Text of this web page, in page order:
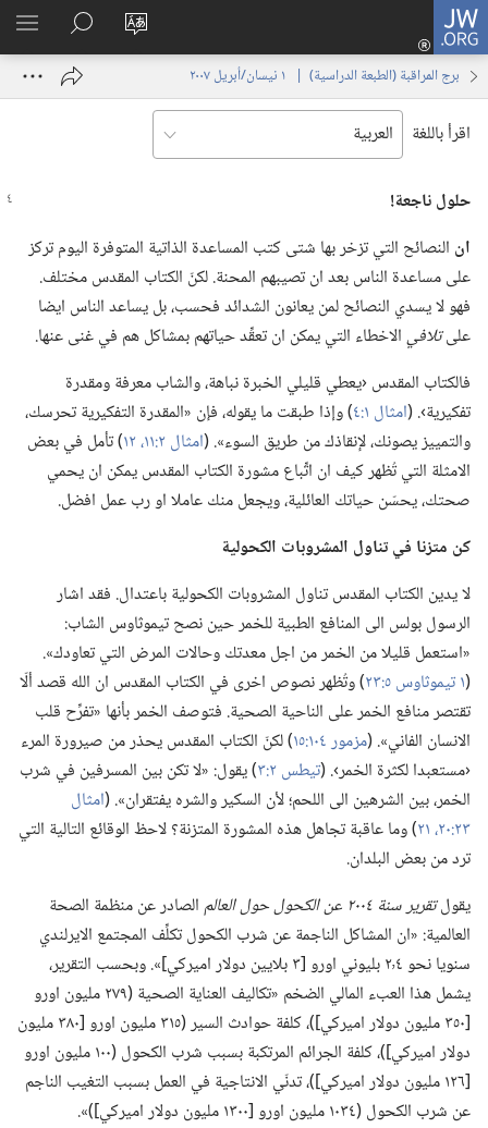
JW.ORG
تغيير
الموقع
تسجيل
الدخول
نافذة
البحث
في
JW.‎ORG
برج المراقبة (‏الطبعة الدراسية)‏ | ‏‎ ١‏ ‏‎نيسان/أبريل‏ ‎٢٠٠٧
اقرأ باللغة
حلول ناجعة!‏
ان النصائح التي تزخر بها شتى كتب المساعدة الذاتية المتوفرة اليوم تركز
على مساعدة الناس بعد ان تصيبهم المحنة.‏ لكنّ الكتاب المقدس مختلف.‏
فهو لا يسدي النصائح لمن يعانون الشدائد فحسب،‏ بل يساعد الناس ايضا
علىتلافيالاخطاء التي يمكن ان تعقِّد حياتهم بمشاكل هم في غنى عنها.‏
فالكتاب المقدس ‹يعطي قليلي الخبرة نباهة،‏ والشاب معرفة ومقدرة
تفكيرية›.‏ (‏امثال ١:‏٤
‏)‏ وإذا طبقت ما يقوله،‏ فإن «المقدرة التفكيرية تحرسك،‏
والتمييز يصونك،‏ لإنقاذك من طريق السوء».‏ (‏امثال ٢:‏١١،‏ ١٢
‏)‏ تأمل في بعض
الامثلة التي تُظهر كيف ان اتِّباع مشورة الكتاب المقدس يمكن ان يحمي
صحتك،‏ يحسّن حياتك العائلية،‏ ويجعل منك عاملا او رب عمل افضل.‏
كن متزنا فيتناول المشروبات الكحولية
لا يدين الكتاب المقدس تناول المشروبات الكحولية باعتدال.‏ فقد اشار
الرسول بولس الى المنافع الطبية للخمر حين نصح تيموثاوس الشاب:‏
«استعمل قليلا من الخمر من اجل معدتك وحالات المرض التي تعاودك».‏
(‏١ تيموثاوس ٥:‏٢٣
‏)‏ وتُظهر نصوص اخرى في الكتاب المقدس ان الله قصد ألّا
تقتصر منافع الخمر على الناحية الصحية.‏ فتوصف الخمر بأنها «تفرِّح قلب
الانسان الفاني».‏ (‏مزمور ١٠٤:‏١٥
‏)‏ لكنّ الكتاب المقدس يحذر من صيرورة المرء
‹مستعبدا لكثرة الخمر›.‏ (‏تيطس ٢:‏٣
‏)‏ يقول:‏ «لا تكن بين المسرفين في شرب
الخمر،‏ بين الشرهين الى اللحم؛‏ لأن السكير والشره يفتقران».‏ (‏امثال
٢٣:‏٢٠،‏ ٢١
‏)‏ وما عاقبة تجاهل هذه المشورة المتزنة؟‏ لاحظ الوقائع التالية التي
ترد من بعض البلدان.‏
يقولتقرير سنة ٢٠٠٤ عن الكحول حول العالم
الصادر عن منظمة الصحة
العالمية:‏ «ان المشاكل الناجمة عن شرب الكحول تكلِّف المجتمع الايرلندي
سنويا نحو ٢٬٤ بليوني اورو [٣ بلايين دولار اميركي]».‏ وبحسب التقرير،‏
يشمل هذا العبء المالي الضخم «تكاليف العناية الصحية (‏٢٧٩ مليون اورو
[٣٥٠ مليون دولار اميركي])‏،‏ كلفة حوادث السير (‏٣١٥ مليون اورو [٣٨٠ مليون
دولار اميركي])‏،‏ كلفة الجرائم المرتكبة بسبب شرب الكحول (‏١٠٠ مليون اورو
[١٢٦ مليون دولار اميركي])‏،‏ تدنّي الانتاجية في العمل بسبب التغيب الناجم
عن شرب الكحول (‏١٠٣٤ مليون اورو [١٣٠٠ مليون دولار اميركي])‏».‏